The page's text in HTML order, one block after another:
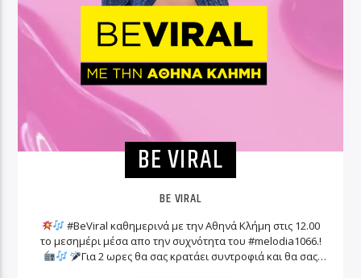
BE VIRAL
BE VIRAL
#BeViral καθημερινά με την Αθηνά Κλήμη στις 12.00
Για 2 ωρες θα σας κρατάει συντροφιά και θα σας